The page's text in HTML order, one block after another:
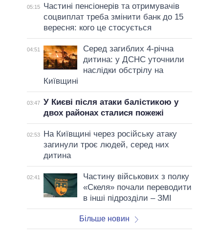
05:15
Частині пенсіонерів та отримувачів
соцвиплат треба змінити банк до 15
вересня: кого це стосується
04:51
Серед загиблих 4-річна
дитина: у ДСНС уточнили
наслідки обстрілу на
Київщині
03:47 У Києві після атаки балістикою у
двох районах сталися пожежі
02:53
На Київщині через російську атаку
загинули троє людей, серед них
дитина
02:41
Частину військових з полку
«Скеля» почали переводити
в інші підрозділи – ЗМІ
Більше новин